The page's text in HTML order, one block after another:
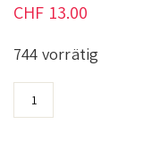
CHF 13.00
744 vorrätig